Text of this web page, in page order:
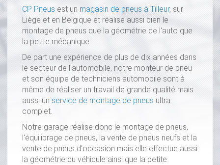
CP Pneus est un magasin de pneus à Tilleur, sur
Liège et en Belgique et réalise aussi bien le
montage de pneus que la géométrie de l'auto que
la petite mécanique.
De part une expérience de plus de dix années dans
le secteur de l'automobile, notre monteur de pneu
et son équipe de techniciens automobile sont à
même de réaliser un travail de grande qualité mais
aussi un service de montage de pneus ultra
complet.
Notre garage réalise donc le montage de pneus,
l'équilibrage de pneus, la vente de pneus neufs et la
vente de pneus d'occasion mais elle effectue aussi
la géométrie du véhicule ainsi que la petite